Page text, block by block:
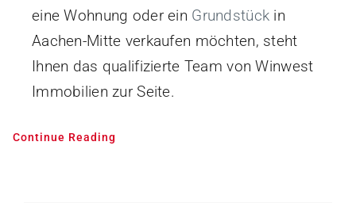
eine Wohnung oder ein Grundstück in
Aachen-Mitte verkaufen möchten, steht
Ihnen das qualifizierte Team von Winwest
Immobilien zur Seite.
Continue Reading